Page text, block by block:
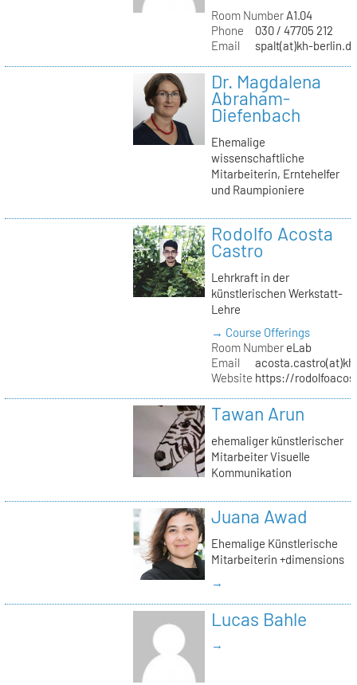
Room NumberA1.04
Phone
030 / 47705 212
Email
spalt(at)kh-
Dr. Magdalena
Abraham-
Diefenbach
Ehemalige
wissenschaftliche
Mitarbeiterin, Erntehelfer
und Raumpioniere
Rodolfo Acosta
Castro
Lehrkraft in der
künstlerischen Werkstatt-
Lehre
→ Course Offerings
Room NumbereLab
Email
Website https://
Tawan Arun
ehemaliger künstlerischer
Mitarbeiter Visuelle
Kommunikation
Juana Awad
Ehemalige Künstlerische
Mitarbeiterin +dimensions
→
Lucas Bahle
→